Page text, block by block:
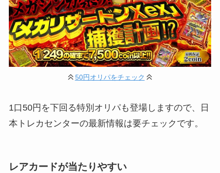
50円オリパをチェック
1口50円を下回る特別オリパも登場しますので、日
本トレカセンターの最新情報は要チェックです。
レアカードが当たりやすい